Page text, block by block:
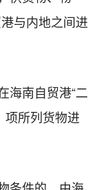
与内地之间进
海南自贸港“二
项所列货物进